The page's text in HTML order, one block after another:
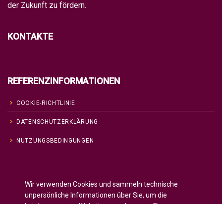
der Zukunft zu fördern.
KONTAKTE
REFERENZINFORMATIONEN
COOKIE-RICHTLINIE
DATENSCHUTZERKLÄRUNG
NUTZUNGSBEDINGUNGEN
Русский( Russisch)
Wir verwenden Cookies und sammeln technische
unpersönliche Informationen über Sie, um die